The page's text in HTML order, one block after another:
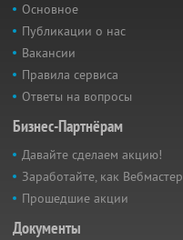
Основное
Публикации о нас
Вакансии
Правила сервиса
Ответы на вопросы
Бизнес-Партнёрам
Давайте сделаем акцию!
Заработайте, как Вебмастер
Прошедшие акции
Документы